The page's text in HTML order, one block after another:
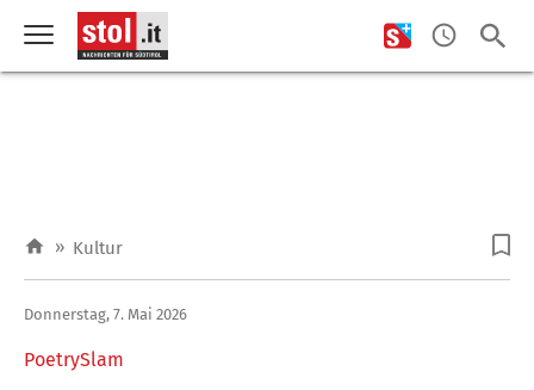
» Kultur
PoetrySlam
Donnerstag, 7. Mai 2026